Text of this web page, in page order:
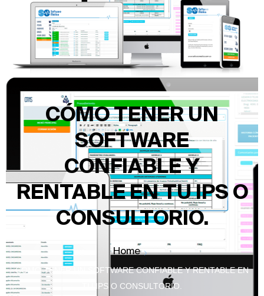
CÓMO TENER UN
SOFTWARE
CONFIABLE Y
RENTABLE EN TU IPS O
CONSULTORIO.
Home
CÓMO TENER UN SOFTWARE CONFIABLE Y RENTABLE EN
TU IPS O CONSULTORIO.